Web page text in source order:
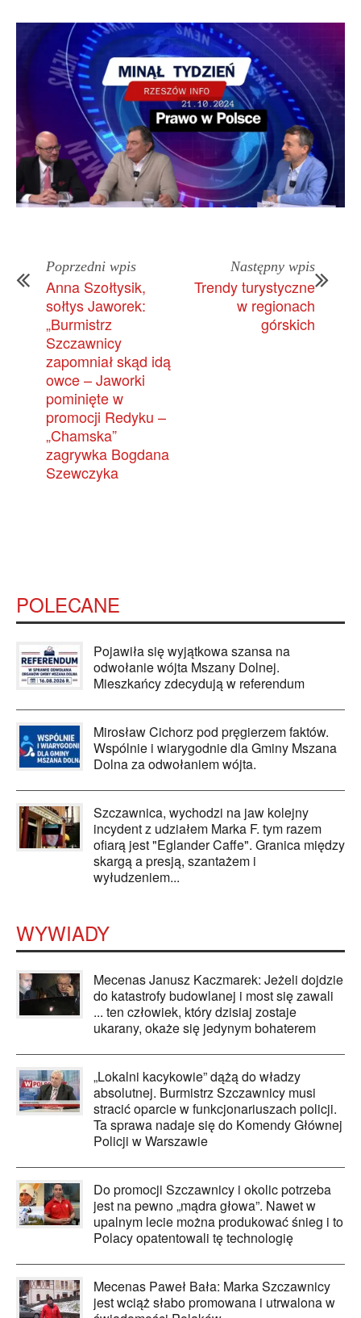
Poprzedni wpis
Anna Szołtysik,
sołtys Jaworek:
„Burmistrz
Szczawnicy
zapomniał skąd idą
owce – Jaworki
pominięte w
promocji Redyku –
„Chamska”
zagrywka Bogdana
Szewczyka
Następny wpis
Trendy turystyczne
w regionach
górskich
POLECANE
Pojawiła się wyjątkowa szansa na
odwołanie wójta Mszany Dolnej.
Mieszkańcy zdecydują w referendum
Mirosław Cichorz pod pręgierzem faktów.
Wspólnie i wiarygodnie dla Gminy Mszana
Dolna za odwołaniem wójta.
Szczawnica, wychodzi na jaw kolejny
incydent z udziałem Marka F. tym razem
ofiarą jest "Eglander Caffe". Granica między
skargą a presją, szantażem i
wyłudzeniem...
WYWIADY
Mecenas Janusz Kaczmarek: Jeżeli dojdzie
do katastrofy budowlanej i most się zawali
... ten człowiek, który dzisiaj zostaje
ukarany, okaże się jedynym bohaterem
„Lokalni kacykowie” dążą do władzy
absolutnej. Burmistrz Szczawnicy musi
stracić oparcie w funkcjonariuszach policji.
Ta sprawa nadaje się do Komendy Głównej
Policji w Warszawie
Do promocji Szczawnicy i okolic potrzeba
jest na pewno „mądra głowa”. Nawet w
upalnym lecie można produkować śnieg i to
Polacy opatentowali tę technologię
Mecenas Paweł Bała: Marka Szczawnicy
jest wciąż słabo promowana i utrwalona w